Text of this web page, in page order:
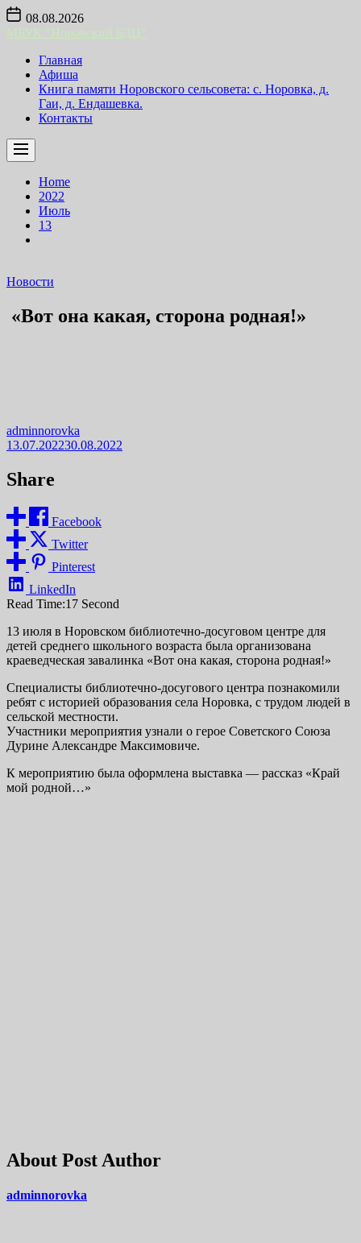
Skip
content
08.08.2026
Главная
Афиша
Книга памяти Норовского сельсовета: с. Норовка, д.
Гаи, д. Ендашевка.
Контакты
Home
2022
Июль
13
Новости
«Вот она какая, сторона родная!»
adminnorovka
13.07.202230.08.2022
Share
Facebook
Twitter
Pinterest
LinkedIn
Read Time:17 Second
13 июля в Норовском библиотечно-досуговом центре для
детей среднего школьного возраста была организована
краеведческая завалинка «Вот она какая, сторона родная!»
Специалисты библиотечно-досугового центра познакомили
ребят с историей образования села Норовка, с трудом людей в
сельской местности.
Участники мероприятия узнали о герое Советского Союза
Дурине Александре Максимовиче.
К мероприятию была оформлена выставка — рассказ «Край
мой родной…»
About Post Author
adminnorovka